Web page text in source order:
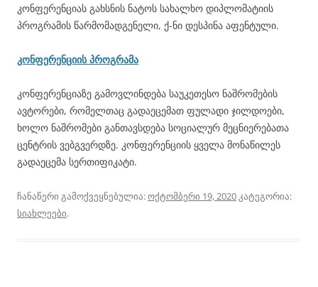
კონფერენციას გახსნის ნატოს სახალხო დიპლომატიის
პროგრამის წარმომადგენელი, ქ-ნი დესპინა აფენტული.
კონფერენციის პროგრამა
კონფერენციაზე გამოვლინდება საუკეთესო ნაშრომების
ავტორები, რომელთაც გადაეცემათ ფულადი ჯილდოები,
ხოლო ნაშრომები განთავსდება სოციალურ მეცნიერებათა
ცენტრის ვებგვერდზე. კონფერენციის ყველა მონაწილეს
გადაეცემა სერთიფიკატი.
ჩანაწერი გამოქვეყნებულია:ოქტომბერი 19, 2020კატეგორია:
სიახლეები.